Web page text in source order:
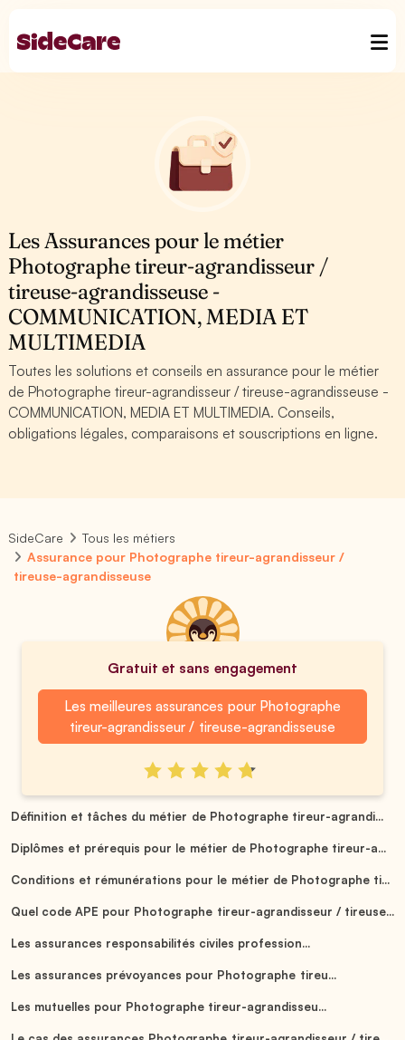
Les Assurances pour le métier
Photographe tireur-agrandisseur /
tireuse-agrandisseuse -
COMMUNICATION, MEDIA ET
MULTIMEDIA
Toutes les solutions et conseils en assurance pour le métier
de Photographe tireur-agrandisseur / tireuse-agrandisseuse -
COMMUNICATION, MEDIA ET MULTIMEDIA. Conseils,
obligations légales, comparaisons et souscriptions en ligne.
SideCare
Tous les métiers
Assurance pour Photographe tireur-agrandisseur /
tireuse-agrandisseuse
Gratuit et sans engagement
Les meilleures assurances pour Photographe
tireur-agrandisseur / tireuse-agrandisseuse
Définition et tâches du métier de Photographe tireur-agrandi...
Diplômes et prérequis pour le métier de Photographe tireur-a...
Conditions et rémunérations pour le métier de Photographe ti...
Quel code APE pour Photographe tireur-agrandisseur / tireuse...
Les assurances responsabilités civiles profession...
Les assurances prévoyances pour Photographe tireu...
Les mutuelles pour Photographe tireur-agrandisseu...